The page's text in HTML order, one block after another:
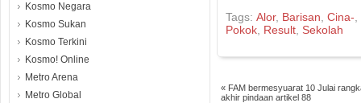
Kosmo Negara
Kosmo Sukan
Kosmo Terkini
Kosmo! Online
Metro Arena
Metro Global
Tags: Alor, Barisan Cina-
Pokok Result Sekolah
« FAM bermesyuarat 10 Julai
akhir pindaan artikel 88